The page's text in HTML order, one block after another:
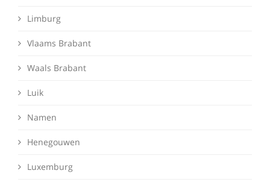
Limburg
Vlaams Brabant
Waals Brabant
Luik
Namen
Henegouwen
Luxemburg